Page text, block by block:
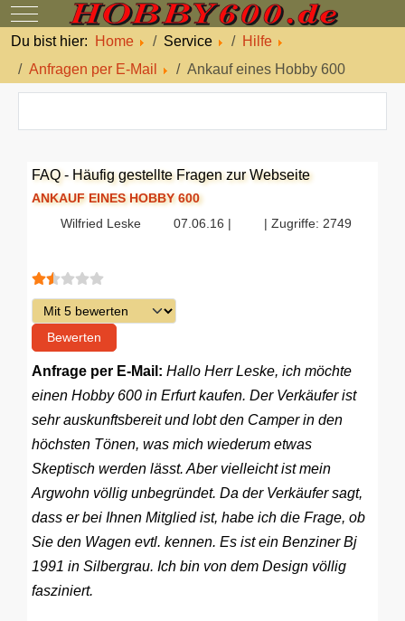
Mobile Menu Toggle
Du bist hier:
Home Service
Hilfe
Anfragen per E-Mail
Ankauf eines Hobby 600
FAQ - Häufig gestellte Fragen zur Webseite
ANKAUF EINES HOBBY 600
Wilfried Leske
07.06.16 | | Zugriffe: 2749
Bewertung:
Bitte bewerten
Anfrage per E-Mail: Hallo Herr Leske, ich möchte
einen Hobby 600 in Erfurt kaufen. Der Verkäufer ist
sehr auskunftsbereit und lobt den Camper in den
höchsten Tönen, was mich wiederum etwas
Skeptisch werden lässt. Aber vielleicht ist mein
Argwohn völlig unbegründet. Da der Verkäufer sagt,
dass er bei Ihnen Mitglied ist, habe ich die Frage, ob
Sie den Wagen evtl. kennen. Es ist ein Benziner Bj
1991 in Silbergrau. Ich bin von dem Design völlig
fasziniert.